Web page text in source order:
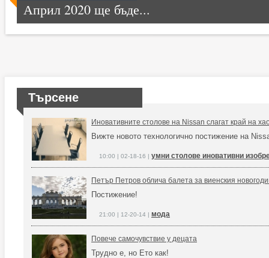
Април 2020 ще бъде...
Търсене
Иновативните столове на Nissan слагат край на
Вижте новото технологично постижение на
10:00 | 02-18-16 | умни столове иновативни
Петър Петров облича балета за виенския
Постижение!
21:00 | 12-20-14 | мода
Повече самочувствие у децата
Трудно е, но Ето как!